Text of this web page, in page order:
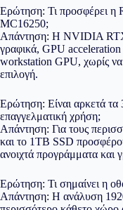
Ερώτηση: Τι προσφέρει
MC16250;
Απάντηση: Η NVIDIA
γραφικά, GPU acceleration
workstation GPU, χωρίς
επιλογή.
Ερώτηση: Είναι αρκετά
επαγγελματική χρήση;
Απάντηση: Για τους
και το 1TB SSD
ανοιχτά προγράμματα και
Ερώτηση: Τι σημαίνει η
Απάντηση: Η ανάλυση